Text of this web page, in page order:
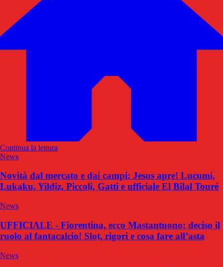
Continua la lettura
News
Novità dal mercato e dai campi: Jesus apre! Lucumi,
Lukaku, Yildiz, Piccoli, Gatti e ufficiale El Bilal Touré
News
UFFICIALE - Fiorentina, ecco Mastantuono: deciso il
ruolo al fantacalcio! Slot, rigori e cosa fare all’asta
News